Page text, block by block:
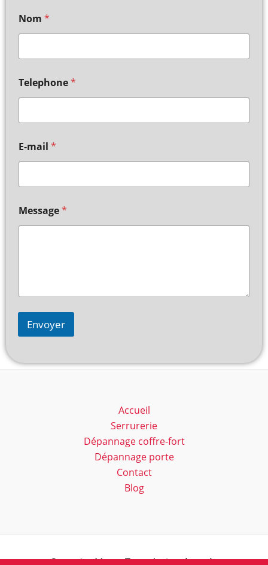
Nom *
Telephone*
E-mail *
Message*
Envoyer
Accueil
Serrurerie
Dépannage coffre-fort
Dépannage porte
Contact
Blog
Serrurier Marc - Tous droits réservés